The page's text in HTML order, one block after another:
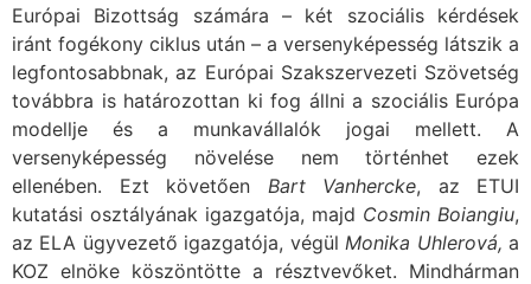
Európai Bizottság számára – két szociális kérdések
iránt fogékony ciklus után – a versenyképesség látszik a
legfontosabbnak, az Európai Szakszervezeti Szövetség
továbbra is határozottan ki fog állni a szociális Európa
modellje és a munkavállalók jogai mellett. A
versenyképesség növelése nem történhet ezek
ellenében. Ezt követően Bart Vanhercke, az ETUI
kutatási osztályának igazgatója, majd Cosmin Boiangiu,
az ELA ügyvezető igazgatója, végül Monika Uhlerová, a
KOZ elnöke köszöntötte a résztvevőket. Mindhárman